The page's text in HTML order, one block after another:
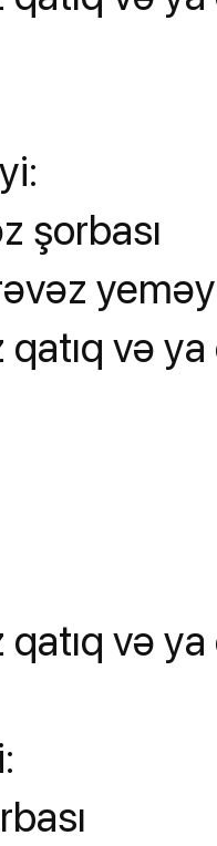
şorbası
və ya
və ya